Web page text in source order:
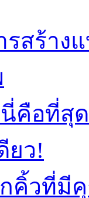
รสร้า
คือที่สุ
ยว!
กคิ้วที่มี